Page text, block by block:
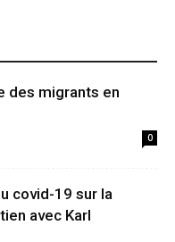
des migrants en
0
covid-19 sur la
avec Karl